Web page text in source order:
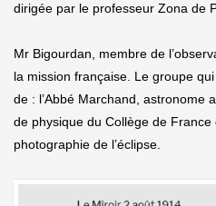
dirigée par le professeur Zona de
Mr Bigourdan, membre de
la mission française. Le groupe
de : l’Abbé Marchand, astronome
de physique du Collège de
photographie de l’éclipse.